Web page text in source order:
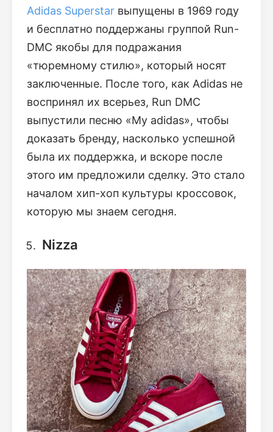
Adidas Superstar выпущены в 1969 году
и бесплатно поддержаны группой Run-
DMC якобы для подражания
«тюремному стилю», который носят
заключенные. После того, как Adidas не
воспринял их всерьез, Run DMC
выпустили песню «My adidas», чтобы
доказать бренду, насколько успешной
была их поддержка, и вскоре после
этого им предложили сделку. Это стало
началом хип-хоп культуры кроссовок,
которую мы знаем сегодня.
Nizza